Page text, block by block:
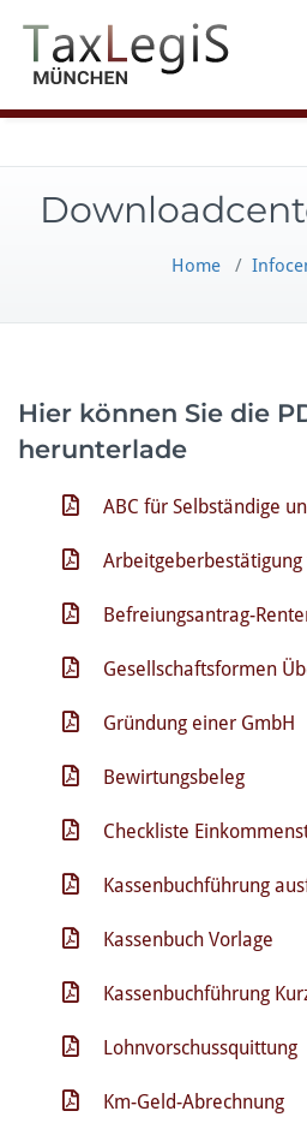
Home /
Hier können Sie die
herunterlade
ABC für Selbständige
Befreiungsantrag-
Gesellschaftsformen
Gründung einer GmbH
Bewirtungsbeleg
Checkliste
Kassenbuchführung
Kassenbuch Vorlage
Kassenbuchführung
Lohnvorschussquittung
Km-Geld-Abrechnung